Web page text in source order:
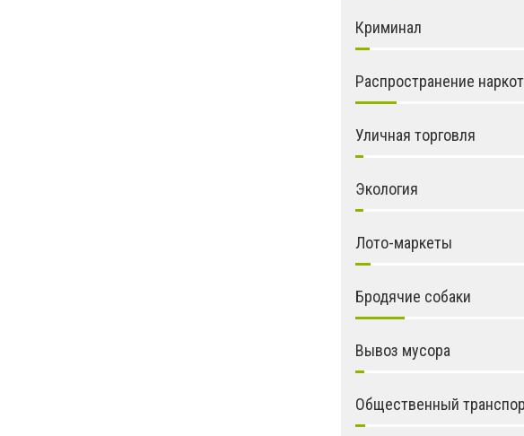
Криминал
Распространение
Уличная торговля
Экология
Лото-маркеты
Бродячие собаки
Вывоз мусора
Общественный